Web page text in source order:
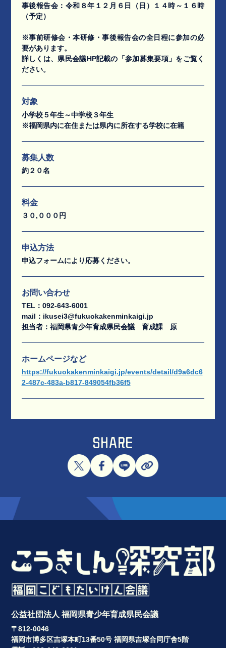
事後報告会：令和８年１２月６日（日）１４時～１６時
（予定）
※事前研修会・本研修・事後報告会の全日程に参加の必
要があります。
詳しくは、県民会議HP記載の「参加募集要項」をご覧く
ださい。
対象
小学校５年生～中学校３年生
※福岡県内に在住または県内に所在する学校に在籍
募集人数
約２０名
料金
３０,０００円
申込方法
申込フォームにより応募ください。
お問い合わせ
TEL：092-643-6001
mail：ikusei3@fukuokakenminkaigi.jp
担当者：福岡県青少年育成県民会議 育成課 原
ホームページなど
https://fukuokakenminkaigi.jp/events/detail/d9a6dc6
2-487c-483a-b817-849054fb36f5
SHARE
公益社団法人 福岡県青少年育成県民会議
〒812-0046
福岡市博多区吉塚本町13番50号 福岡県吉塚合同庁舎5階